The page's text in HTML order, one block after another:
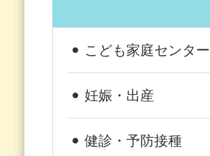
こども家庭センター
妊娠・出産
健診・予防接種